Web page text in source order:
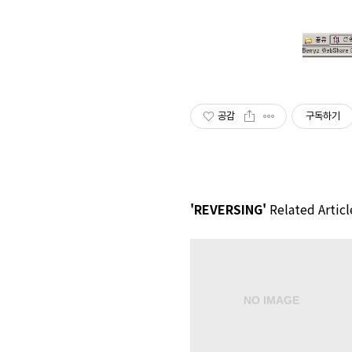
공감 구독하기
'REVERSING' Related